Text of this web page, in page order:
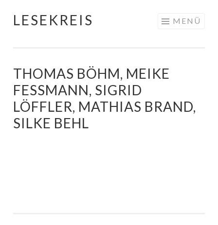
Springe
LESEKREIS MENÜ
THOMAS BÖHM, MEIKE
FESSMANN, SIGRID L
ÖFFLER, MATHIAS BRAND, S
ILKE BEHL